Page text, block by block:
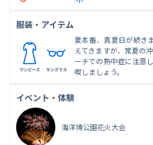
服装・アイテム
夏本番、真夏日が続き
えてきますが、常夏の
ーチでの熱中症に注意
喫しましょう。
イベント・体験
海洋博公園花火大会